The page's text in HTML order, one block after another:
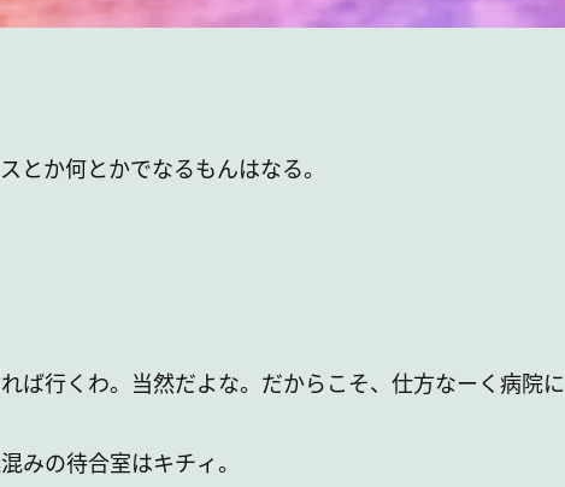
か何とかでなるもんはなる。
ば行くわ。当然だよな。だからこそ、仕方なーく病院に
みの待合室はキチィ。